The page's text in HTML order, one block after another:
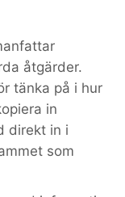
åtgärder.
tänka på i hur
in
direkt in i
som